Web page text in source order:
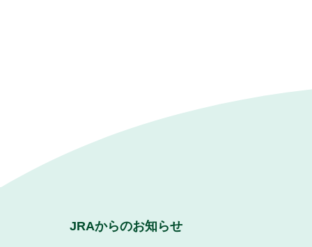
JRAからのお知らせ